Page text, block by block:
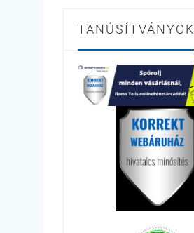
TANÚSÍTVÁNYOK